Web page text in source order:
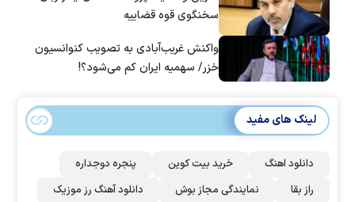
سخنگوی قوه قضاییه
واکنش غریب‌آبادی به تصویب کنوانسیون
خزر/ سهمیه ایران کم می‌شود؟!
لینک های مفید
دانلود اهنگ خرید بیت کوین
پنجره دوجداره
راز بقا
نمایندگی مجاز بوش دانلود آهنگ رز‌ موزیک